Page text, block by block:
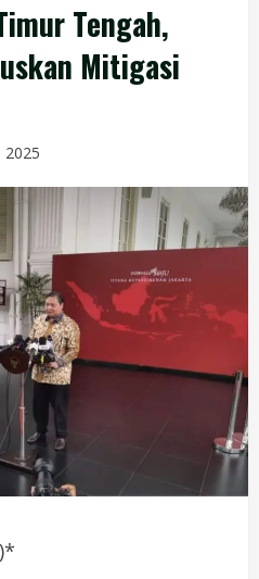
Tengah,
Mitigasi
2025